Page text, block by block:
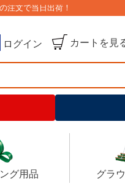
注文で当日出荷！
ログイン カートを見
グ用品 グラ